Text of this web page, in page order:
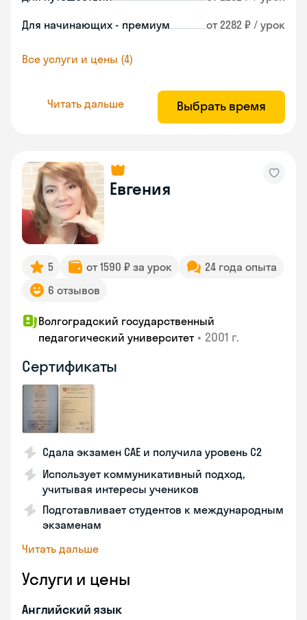
Для начинающих - премиум от 2282 ₽ / урок
Все услуги и цены (4)
Читать дальше Выбрать время
Евгения
5 от 1590 ₽ за урок
24 года опыта
6 отзывов
Волгоградский государственный
педагогический университет • 2001 г.
Сертификаты
Сдала экзамен CAE и получила уровень С2
Использует коммуникативный подход,
учитывая интересы учеников
Подготавливает студентов к международным
экзаменам
Читать дальше
Услуги и цены
Английский язык